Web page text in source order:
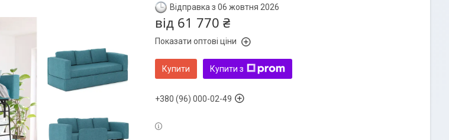
Відправка з 06 жовтня 2026
від 61 770 ₴
Показати оптові ціни
Купити Купити з
+380 (96) 000-02-49